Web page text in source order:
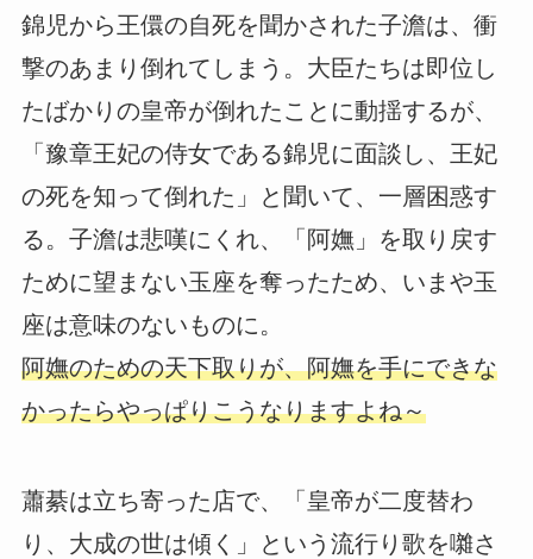
錦児から王儇の自死を聞かされた子澹は、衝
撃のあまり倒れてしまう。大臣たちは即位し
たばかりの皇帝が倒れたことに動揺するが、
「豫章王妃の侍女である錦児に面談し、王妃
の死を知って倒れた」と聞いて、一層困惑す
る。子澹は悲嘆にくれ、「阿嫵」を取り戻す
ために望まない玉座を奪ったため、いまや玉
座は意味のないものに。
阿嫵のための天下取りが、阿嫵を手にできな
かったらやっぱりこうなりますよね～
蕭綦は立ち寄った店で、「皇帝が二度替わ
り、大成の世は傾く」という流行り歌を囃さ